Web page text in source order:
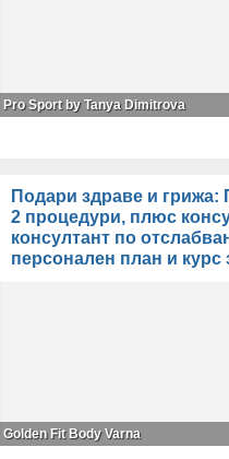
Pro Sport by Tanya Dimitrova
Подари здраве и грижа:
2 процедури, плюс
консултант по
персонален план и
Golden Fit Body Varna